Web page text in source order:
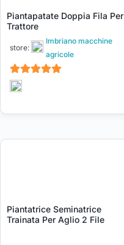
Piantapatate Doppia Fila Per
Trattore
store:
Imbriano macchine
agricole
5
Piantatrice Seminatrice
Trainata Per Aglio 2 File